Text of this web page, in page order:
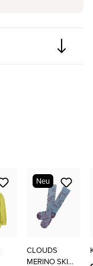
Neu
CLOUDS
MERINO SKI